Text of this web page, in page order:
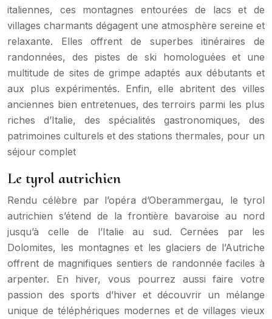
italiennes, ces montagnes entourées de lacs et de
villages charmants dégagent une atmosphère sereine et
relaxante. Elles offrent de superbes itinéraires de
randonnées, des pistes de ski homologuées et une
multitude de sites de grimpe adaptés aux débutants et
aux plus expérimentés. Enfin, elle abritent des villes
anciennes bien entretenues, des terroirs parmi les plus
riches d’Italie, des spécialités gastronomiques, des
patrimoines culturels et des stations thermales, pour un
séjour complet
Le tyrol autrichien
Rendu célèbre par l’opéra d’Oberammergau, le tyrol
autrichien s’étend de la frontière bavaroise au nord
jusqu’à celle de l’Italie au sud. Cernées par les
Dolomites, les montagnes et les glaciers de l’Autriche
offrent de magnifiques sentiers de randonnée faciles à
arpenter. En hiver, vous pourrez aussi faire votre
passion des sports d’hiver et découvrir un mélange
unique de téléphériques modernes et de villages vieux